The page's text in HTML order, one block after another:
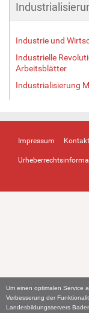
Um einen optimalen Service
Verbesserung der
Landesbildungsservers
Industrie und
Industrielle
Arbeitsblätter
Industrialisierung
Impressum Kontakt